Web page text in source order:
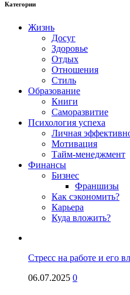
Категории
Жизнь
Досуг
Здоровье
Отдых
Отношения
Стиль
Образование
Книги
Саморазвитие
Психология успеха
Личная
Мотивация
Тайм-менеджмент
Финансы
Бизнес
Франшизы
Как сэкономить?
Карьера
Куда вложить?
Стресс на работе и его
06.07.2025 0